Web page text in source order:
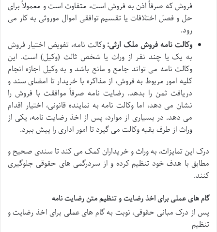
فروش که صرفاً اذن به فروش است، متفاوت است و معمولاً برای
حل و فصل اختلافات یا تقسیم توافقی اموال موروثی به کار می
رود.
وکالت نامه فروش ملک ارثی:وکالت نامه، تفویض اختیار فروش
به یک یا چند نفر از وراث یا شخص ثالث (وکیل) است. این
وکالت نامه می تواند جامع و مانع باشد و به وکیل اجازه انجام
کلیه امور مربوط به فروش، از مذاکره با خریدار تا امضای سند و
دریافت ثمن را بدهد. رضایت نامه صرفاً موافقت با فروش را
نشان می دهد، اما وکالت نامه به نماینده قانونی، اختیار اقدام
می دهد. در بسیاری از موارد، پس از اخذ رضایت نامه، یکی از
وراث از طرف بقیه وکالت می گیرد تا امور اداری را پیش ببرد.
درک این تمایزات، به وراث و خریداران کمک می کند تا سندی صحیح و
مطابق با هدف خود تنظیم کرده و از سردرگمی های حقوقی جلوگیری
کنند.
گام های عملی برای اخذ رضایت و تنظیم متن رضایت نامه
پس از درک مبانی حقوقی، نوبت به گام های عملی برای اخذ رضایت و
تنظیم